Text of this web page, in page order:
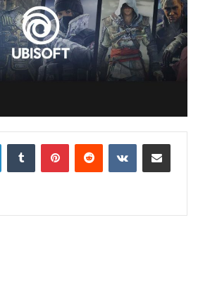
LinkedInTumblr PinterestReddit VKontakteShare via Email